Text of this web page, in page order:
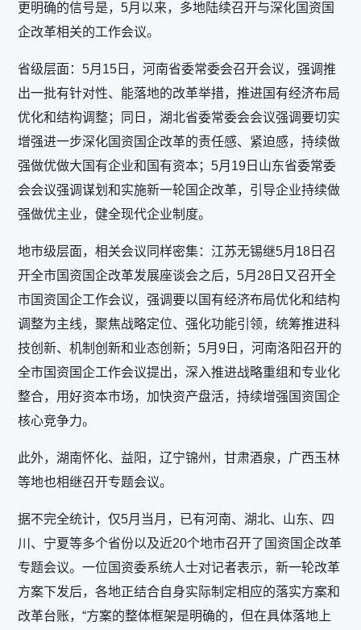
更明确的信号是，5月以来，多地陆续召开与深化国资国
企改革相关的工作会议。
省级层面：5月15日，河南省委常委会召开会议，强调推
出一批有针对性、能落地的改革举措，推进国有经济布局
优化和结构调整；同日，湖北省委常委会会议强调要切实
增强进一步深化国资国企改革的责任感、紧迫感，持续做
强做优做大国有企业和国有资本；5月19日山东省委常委
会会议强调谋划和实施新一轮国企改革，引导企业持续做
强做优主业，健全现代企业制度。
地市级层面，相关会议同样密集：江苏无锡继5月18日召
开全市国资国企改革发展座谈会之后，5月28日又召开全
市国资国企工作会议，强调要以国有经济布局优化和结构
调整为主线，聚焦战略定位、强化功能引领，统筹推进科
技创新、机制创新和业态创新；5月9日，河南洛阳召开的
全市国资国企工作会议提出，深入推进战略重组和专业化
整合，用好资本市场，加快资产盘活，持续增强国资国企
核心竞争力。
此外，湖南怀化、益阳，辽宁锦州，甘肃酒泉，广西玉林
等地也相继召开专题会议。
据不完全统计，仅5月当月，已有河南、湖北、山东、四
川、宁夏等多个省份以及近20个地市召开了国资国企改革
专题会议。一位国资委系统人士对记者表示，新一轮改革
方案下发后，各地正结合自身实际制定相应的落实方案和
改革台账，“方案的整体框架是明确的，但在具体落地上